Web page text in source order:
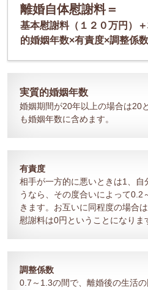
離婚自体慰謝料＝
基本慰謝料（１２０万円）
的婚姻年数×有責度×調整係数
実質的婚姻年数
婚姻期間が20年以上の場合は20
も婚姻年数に含めます。
有責度
相手が一方的に悪いときは1、
うなら、その度合いによって0.2
きます。お互いに同程度の場合
慰謝料は0円ということになりま
調整係数
0.7～1.3の間で、離婚後の生活